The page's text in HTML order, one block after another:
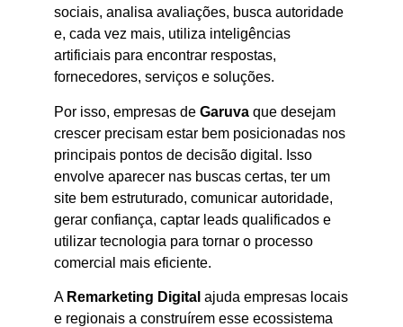
sociais, analisa avaliações, busca autoridade
e, cada vez mais, utiliza inteligências
artificiais para encontrar respostas,
fornecedores, serviços e soluções.
Por isso, empresas de Garuva que desejam
crescer precisam estar bem posicionadas nos
principais pontos de decisão digital. Isso
envolve aparecer nas buscas certas, ter um
site bem estruturado, comunicar autoridade,
gerar confiança, captar leads qualificados e
utilizar tecnologia para tornar o processo
comercial mais eficiente.
A Remarketing Digital ajuda empresas locais
e regionais a construírem esse ecossistema